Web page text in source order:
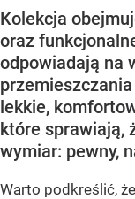
Kolekcja
oraz
odpowiadają na
lekkie,
które sprawiają,
wymiar: pewny,
Warto podkreślić,